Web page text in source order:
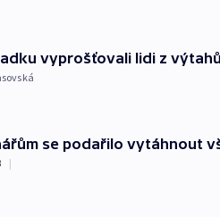
vyprošťovali lidi z
se podařilo vytáhnout
|